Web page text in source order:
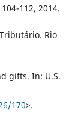
112, 2014.
Rio
gifts. In: U.S.
170>.